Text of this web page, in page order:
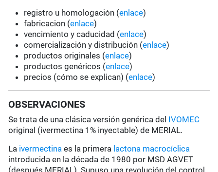
registro u homologación (enlace)
fabricacion (enlace)
vencimiento y caducidad (enlace)
comercialización y distribución (enlace)
productos originales (enlace)
productos genéricos (enlace)
precios (cómo se explican) (enlace)
OBSERVACIONES
Se trata de una clásica versión genérica del IVOMEC
original (ivermectina 1% inyectable) de MERIAL.
La ivermectina es la primera lactona macrocíclica
introducida en la década de 1980 por MSD AGVET